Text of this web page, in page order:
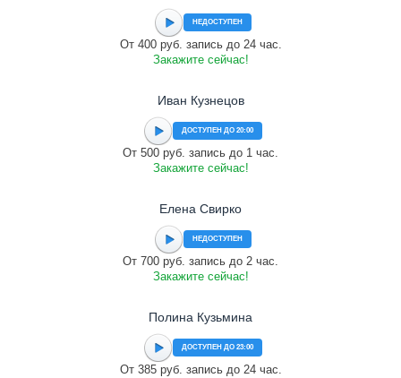
НЕДОСТУПЕН
От 400 руб. запись до 24 час.
Закажите сейчас!
Иван Кузнецов
ДОСТУПЕН ДО 20:00
От 500 руб. запись до 1 час.
Закажите сейчас!
Елена Свирко
НЕДОСТУПЕН
От 700 руб. запись до 2 час.
Закажите сейчас!
Полина Кузьмина
ДОСТУПЕН ДО 23:00
От 385 руб. запись до 24 час.